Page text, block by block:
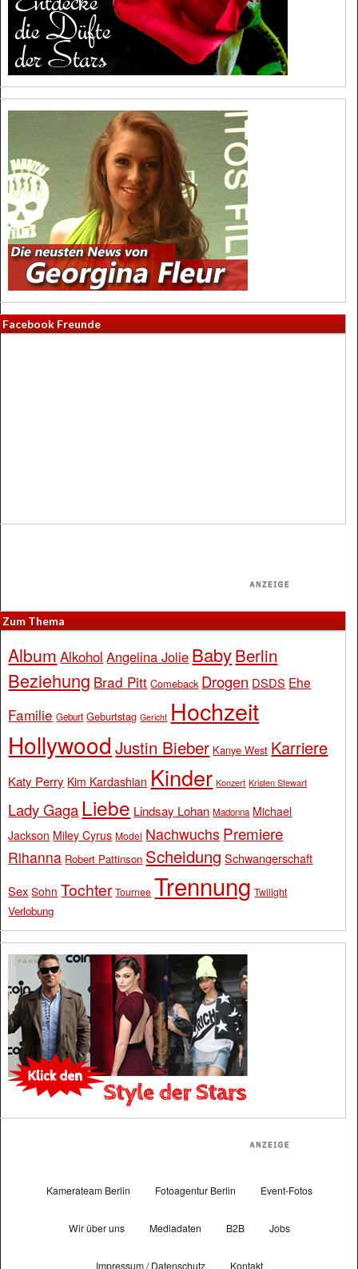
Facebook Freunde
Zum Thema
Album Alkohol Angelina Jolie BabyBerlin
Beziehung Brad Pitt Comeback Drogen DSDS Ehe
Familie Geburt Geburtstag Gericht Hochzeit
Hollywood Justin Bieber Kanye West Karriere
Katy Perry Kim Kardashian Kinder Konzert Kristen Stewart
Lady Gaga Liebe Lindsay Lohan Madonna Michael
Jackson Miley Cyrus Model Nachwuchs Premiere
Rihanna Robert Pattinson Scheidung Schwangerschaft
Sex Sohn Tochter Tournee Trennung Twilight
Verlobung
Kamerateam Berlin Fotoagentur Berlin Event-Fotos
Wir über uns Mediadaten B2B Jobs
Impressum / Datenschutz Kontakt